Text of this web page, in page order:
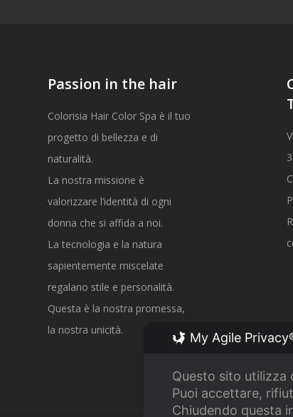
Passion in the hair
Colorisia Hair Color Spa è il tuo
progetto di bellezza e di
naturalità.
La nostra missione è
valorizzare l’identità di ogni
donna che si affida a noi.
La tecnologia e la natura
sapientemente miscelate
regalano stile e personalità.
Questa è la nostra promessa,
la nostra unicità.
My Agile
Questo sito utilizza
Puoi accettare,
Chiudendo questa